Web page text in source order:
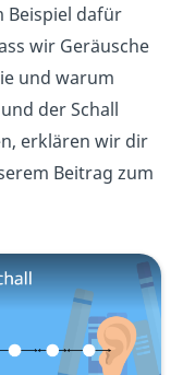
Beispiel dafür
wir Geräusche
und warum
der Schall
erklären wir dir
Beitrag zum